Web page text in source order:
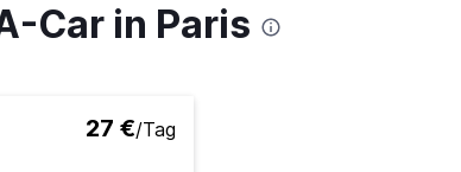
Car in Paris
27 €/Tag